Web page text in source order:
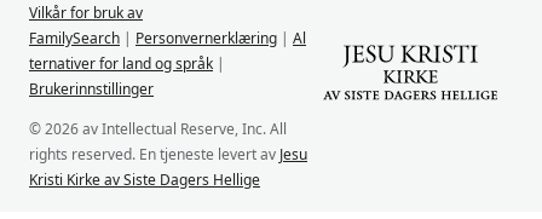
Vilkår for bruk av
FamilySearch | Personvernerklæring | Al
ternativer for land og språk |
Brukerinnstillinger
© 2026 av Intellectual Reserve, Inc. All
rights reserved. En tjeneste levert av Jesu
Kristi Kirke av Siste Dagers Hellige